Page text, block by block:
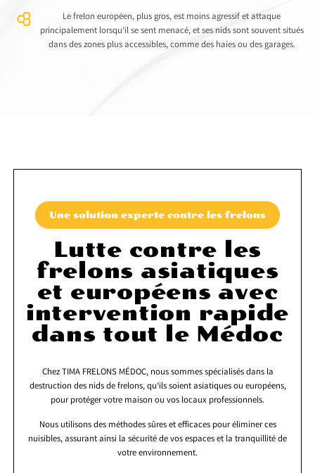
Le frelon européen, plus gros, est moins agressif et attaque
principalement lorsqu’il se sent menacé, et ses nids sont souvent situés
dans des zones plus accessibles, comme des haies ou des garages.
Une solution experte contre les frelons
Lutte contre les
frelons asiatiques
et européens avec
intervention rapide
dans tout le Médoc
Chez TIMA FRELONS MÉDOC, nous sommes spécialisés dans la
destruction des nids de frelons, qu’ils soient asiatiques ou européens,
pour protéger votre maison ou vos locaux professionnels.
Nous utilisons des méthodes sûres et efficaces pour éliminer ces
nuisibles, assurant ainsi la sécurité de vos espaces et la tranquillité de
votre environnement.